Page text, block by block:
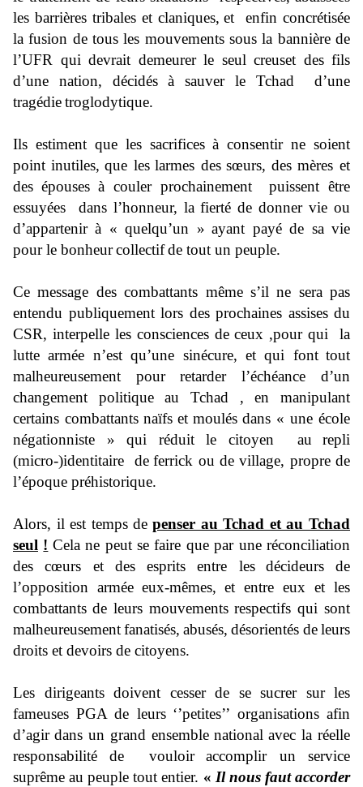
les barrières tribales et claniques, et enfin concrétisée
la fusion de tous les mouvements sous la bannière de
l’UFR qui devrait demeurer le seul creuset des fils
d’une nation, décidés à sauver le Tchad d’une
tragédietroglodytique.
Ils estiment que les sacrifices à consentir ne soient
point inutiles, que les larmes des sœurs, des mères et
des épouses à couler prochainement puissent être
essuyées dans l’honneur, la fierté de donner vie ou
d’appartenir à « quelqu’un » ayant payé de sa vie
pour le bonheurcollectifde tout un peuple.
Ce message des combattants même s’il ne sera pas
entendu publiquement lors des prochaines assises du
CSR, interpelle les consciences de ceux ,pour qui la
lutte armée n’est qu’une sinécure, et qui font tout
malheureusement
pour retarder
l’échéance d’un
changement politique au Tchad , en manipulant
certains combattants naïfs et moulés dans « une école
négationniste
» qui réduit le citoyen au
repli
(micro-)identitaire de ferrick ou de village, propre de
l’époque préhistorique.
Alors, il est temps de penser au Tchad et au Tchad
seul ! Cela ne peut se faire que par une réconciliation
des cœurs et des esprits entre les
décideurs de
l’opposition armée eux-mêmes, et entre eux et les
combattants de leurs mouvements respectifs qui sont
malheureusementfanatisés, abusés, désorientés deleurs
droits et devoirs de citoyens.
Les dirigeants doivent cesser de se sucrer sur les
fameuses PGA de leurs ‘’petites’’ organisations afin
d’agir dans un grand ensemble national avec la réelle
responsabilité de vouloir
accomplir un service
suprême au peuple tout entier. « Il nous faut accorder